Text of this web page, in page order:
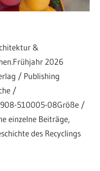
&
2026
/ Publishing
/
510005-08Größe /
einzelne Beiträge,
des Recyclings